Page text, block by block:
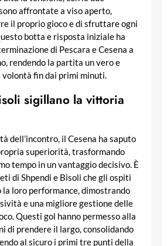
affrontate a viso aperto,
il proprio gioco e di sfruttare ogni
botta e risposta iniziale ha
di Pescara e Cesena a
rendendo la partita un vero e
volontà fin dai primi minuti.
sigillano la vittoria
dell’incontro, il Cesena ha saputo
superiorità, trasformando
tempo in un vantaggio decisivo. È
di Shpendi e Bisoli che gli ospiti
loro performance, dimostrando
e una migliore gestione delle
Questi gol hanno permesso alla
di prendere il largo, consolidando
al sicuro i primi tre punti della